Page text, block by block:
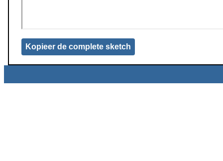
Kopieer de complete sketch